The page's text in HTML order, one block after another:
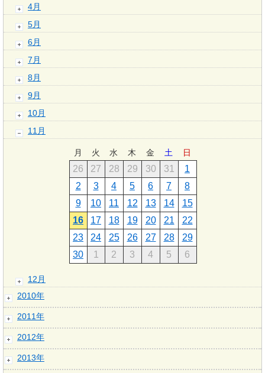
4月
5月
6月
7月
8月
9月
10月
11月
月 火 水 木 金 土 日
26 27 28 29 30 31
1
2
3 4 5 6 7
8
9
10 11 12 13 14
15
16
17 18 19 20 21
22
23
24 25 26 27 28
29
30
1 2 3 4 5 6
12月
2010年
2011年
2012年
2013年